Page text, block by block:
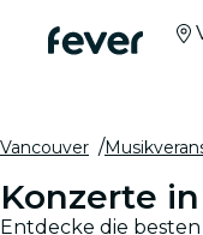
Vancouver
Konzerte